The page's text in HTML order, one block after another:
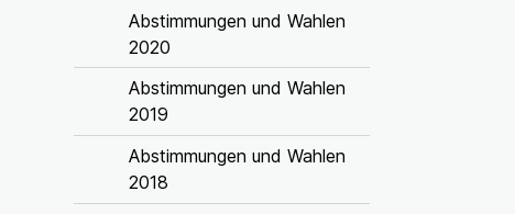
Abstimmungen und Wahlen
2020
Abstimmungen und Wahlen
2019
Abstimmungen und Wahlen
2018